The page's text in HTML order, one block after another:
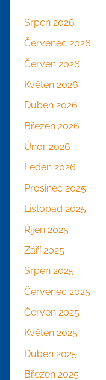
Srpen 2026
Červenec 2026
Červen 2026
Květen 2026
Duben 2026
Březen 2026
Únor 2026
Leden 2026
Prosinec 2025
Listopad 2025
Říjen 2025
Září 2025
Srpen 2025
Červenec 2025
Červen 2025
Květen 2025
Duben 2025
Březen 2025